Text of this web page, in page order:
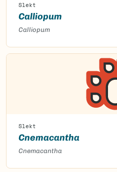
Slekt
Calliopum
Calliopum
Slekt
Cnemacantha
Cnemacantha